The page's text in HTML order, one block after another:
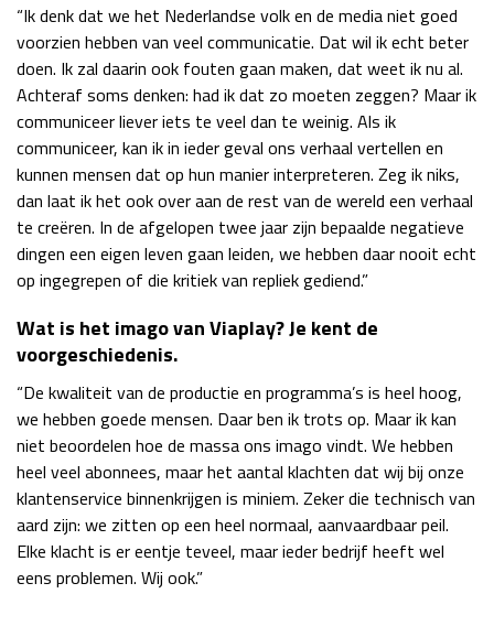
Race
zo 17:00 - 19:00
“Ik denk dat we het Nederlandse volk en de media niet goed
voorzien hebben van veel communicatie. Dat wil ik echt beter
doen. Ik zal daarin ook fouten gaan maken, dat weet ik nu al.
Achteraf soms denken: had ik dat zo moeten zeggen? Maar ik
communiceer liever iets te veel dan te weinig. Als ik
communiceer, kan ik in ieder geval ons verhaal vertellen en
kunnen mensen dat op hun manier interpreteren. Zeg ik niks,
dan laat ik het ook over aan de rest van de wereld een verhaal
te creëren. In de afgelopen twee jaar zijn bepaalde negatieve
dingen een eigen leven gaan leiden, we hebben daar nooit echt
op ingegrepen of die kritiek van repliek gediend.”
Wat is het imago van Viaplay? Je kent de
voorgeschiedenis.
“De kwaliteit van de productie en programma’s is heel hoog,
we hebben goede mensen. Daar ben ik trots op. Maar ik kan
niet beoordelen hoe de massa ons imago vindt. We hebben
heel veel abonnees, maar het aantal klachten dat wij bij onze
klantenservice binnenkrijgen is miniem. Zeker die technisch van
aard zijn: we zitten op een heel normaal, aanvaardbaar peil.
Elke klacht is er eentje teveel, maar ieder bedrijf heeft wel
eens problemen. Wij ook.”